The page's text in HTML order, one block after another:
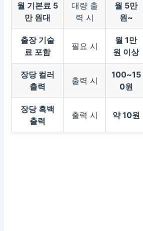
월 기본료 5
만 원대
대량 출
력 시
월 5만
원~
출장 기술
료 포함
필요 시
월 1만
원 이상
장당 컬러
출력
출력 시
100~15
0원
장당 흑백
출력
출력 시 약 10원